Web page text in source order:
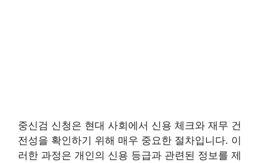
중신검 신청은 현대 사회에서 신용 체크와 재무 건
전성을 확인하기 위해 매우 중요한 절차입니다. 이
러한 과정은 개인의 신용 등급과 관련된 정보를 제